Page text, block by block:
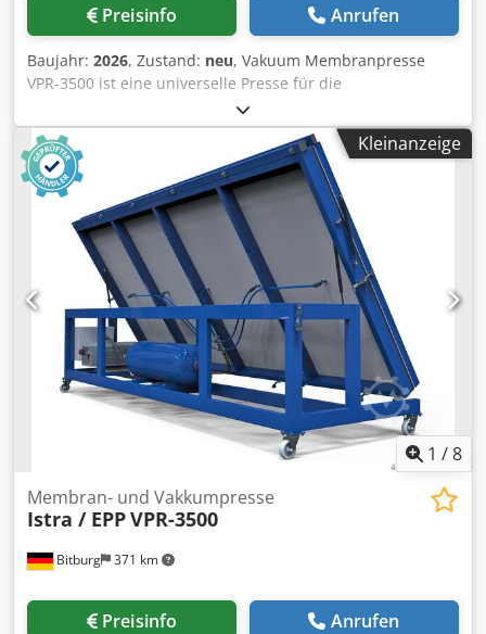
Preisinfo Anrufen
Baujahr: 2026, Zustand: neu, Vakuum Membranpresse
VPR-3500 ist eine universelle Presse für die
Holzbearbeitung und Thermoformen. Die VPR-3500 Presse
ist zudem schwenkbar und fahrbar. Einsatzmöglichkeiten:
Furnieren / Formverleimen / Ummanteln.... Beschichtung
von verschiedenen Profilen (Furnier,Papier, Kunststoff....)
Holzbiege: Herstellung von gebogenen und
schichtverleimten Bauteilen Vakkumsystem: Arbeitsfläche
mit Vakuumkanälen für einen gleichmäßigen
Unterdruckauch bei großen Werkstücken. Dwsdpfxsd Ecc
Tj Akvoa Becker Vakkumpumpe / Ölfreie / Tankinhalt 100 l
Arbeitsflaeche: 3500x1500mm Pumpenleistung: KW 0,75
Vakuumpumpenförderleistung: 40 m3/h Kautschuk-
Membrane Abmessungen außen: 3600 x 1650 x 1000 mm
Gewicht: 400 kg Standort: Ab Lager 54634 Bitburg - frei
verladen -
Kleinanzeige
1 /8
Bitburg 371 km
Membran- und Vakkumpresse
Istra / EPPVPR-3500
Preisinfo Anrufen